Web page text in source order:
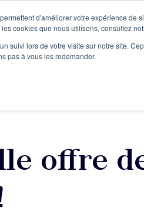
d'améliorer votre expérience de
cookies que nous utilisons, consultez
suivi lors de votre visite sur notre site.
pas à vous les redemander.
L'infolettre
offre